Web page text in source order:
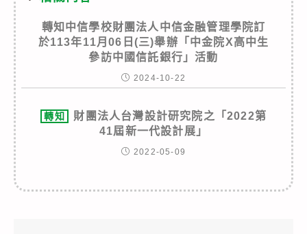
轉知中信學校財團法人中信金融管理學院訂
於113年11月06日(三)舉辦「中金院X高中生
參訪中國信託銀行」活動
2024-10-22
轉知
財團法人台灣設計研究院之「2022第
41屆新一代設計展」
2022-05-09